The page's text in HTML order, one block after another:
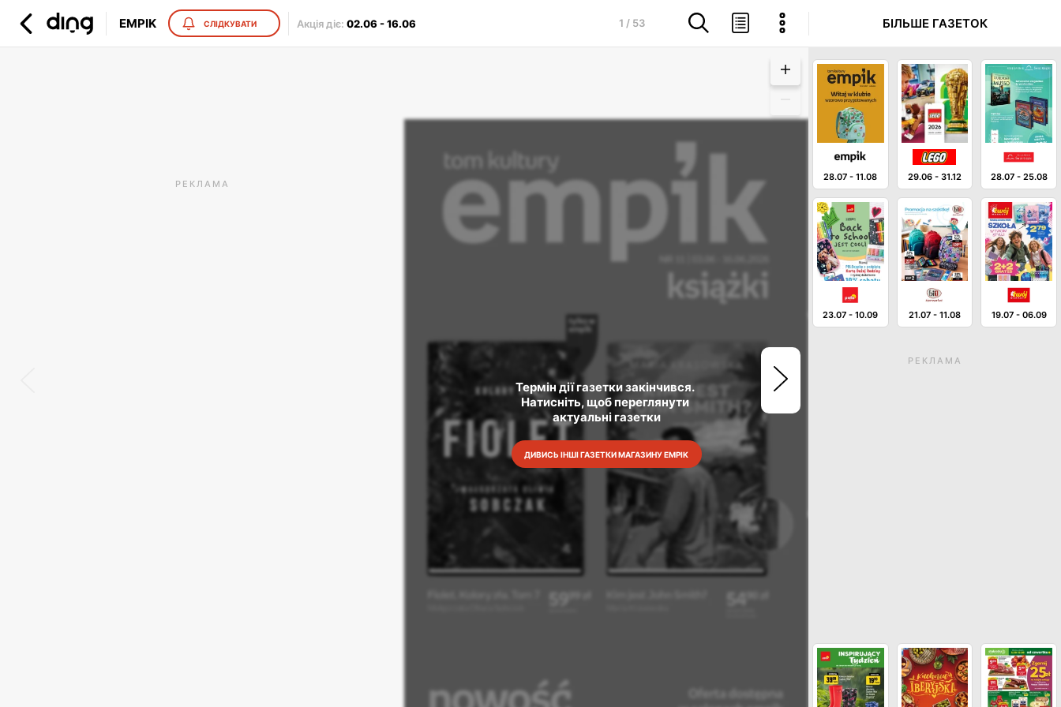
EMPIK СЛІДКУВАТИ Акція діє: 02.06-16.06 1 / 53
РЕКЛАМА
Термін дії газетки закінчився.
Натисніть, щоб переглянути
актуальні газетки
ДИВИСЬ ІНШІ ГАЗЕТКИ МАГАЗИНУ EMPIK
БІЛЬШЕ ГАЗЕТОК
28.07-11.08 29.06 - 31.12 28.07 - 25.08
23.07-10.09 21.07 - 11.08 19.07 - 06.09
РЕКЛАМА